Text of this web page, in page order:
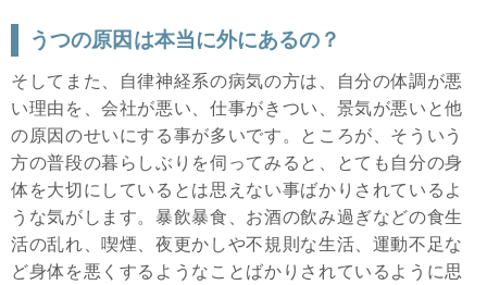
うつの原因は本当に外にあるの？
そしてまた、自律神経系の病気の方は、自分の体調が悪
い理由を、会社が悪い、仕事がきつい、景気が悪いと他
の原因のせいにする事が多いです。ところが、そういう
方の普段の暮らしぶりを伺ってみると、とても自分の身
体を大切にしているとは思えない事ばかりされているよ
うな気がします。暴飲暴食、お酒の飲み過ぎなどの食生
活の乱れ、喫煙、夜更かしや不規則な生活、運動不足な
ど身体を悪くするようなことばかりされているように思